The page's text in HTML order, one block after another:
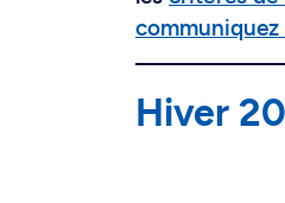
Hiver